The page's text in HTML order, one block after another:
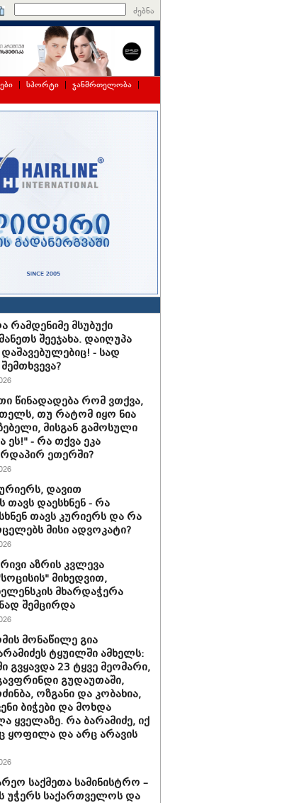
ძებნა
| სპორტი | ჯანმრთელობა |
რამდენიმე მსუბუქი
შეეჯახა. დაიღუპა
- სად
წინადადება რომ ვთქვა,
თუ რატომ იყო ნია
მისგან გამოსული
ეს!" - რა თქვა ეკა
ეთერში?
დავით
დაესხნენ - რა
თავს კურიერს და რა
მისი ადვოკატი?
აზრის კვლევა
მიხედვით,
მხარდაჭერა
შემცირდა
მონაწილე გია
ტყუილში ამხელს:
23 ტყვე მეომარი,
გუდაუთაში,
ოზგანი და კობახია,
ბიჭები და მოხდა
ყველაზე. რა ბარამიძე, იქ
ყოფილა და არც არავის
საქმეთა სამინისტრო –
უჭერს საქართველოს და